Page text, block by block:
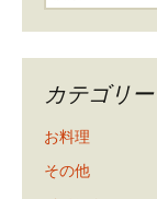
カテゴリー
お料理
その他